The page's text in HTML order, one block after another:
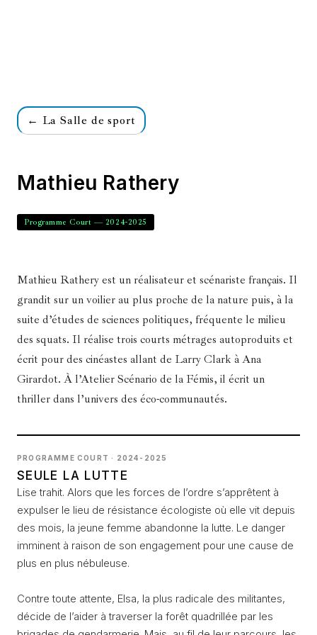
← La Salle de sport
Mathieu Rathery
Programme Court — 2024-2025
Mathieu Rathery est un réalisateur et scénariste français. Il
grandit sur un voilier au plus proche de la nature puis, à la
suite d’études de sciences politiques, fréquente le milieu
des squats. Il réalise trois courts métrages autoproduits et
écrit pour des cinéastes allant de Larry Clark à Ana
Girardot. À l’Atelier Scénario de la Fémis, il écrit un
thriller dans l’univers des éco-communautés.
PROGRAMME COURT · 2024-2025
SEULE LA LUTTE
Lise trahit. Alors que les forces de l’ordre s’apprêtent à
expulser le lieu de résistance écologiste où elle vit depuis
des mois, la jeune femme abandonne la lutte. Le danger
imminent à raison de son engagement pour une cause de
plus en plus nébuleuse.
Contre toute attente, Elsa, la plus radicale des militantes,
décide de l’aider à traverser la forêt quadrillée par les